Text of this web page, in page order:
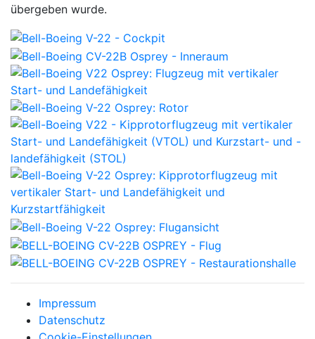
übergeben wurde.
Impressum
Datenschutz